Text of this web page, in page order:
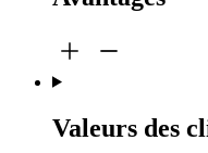
Valeurs des